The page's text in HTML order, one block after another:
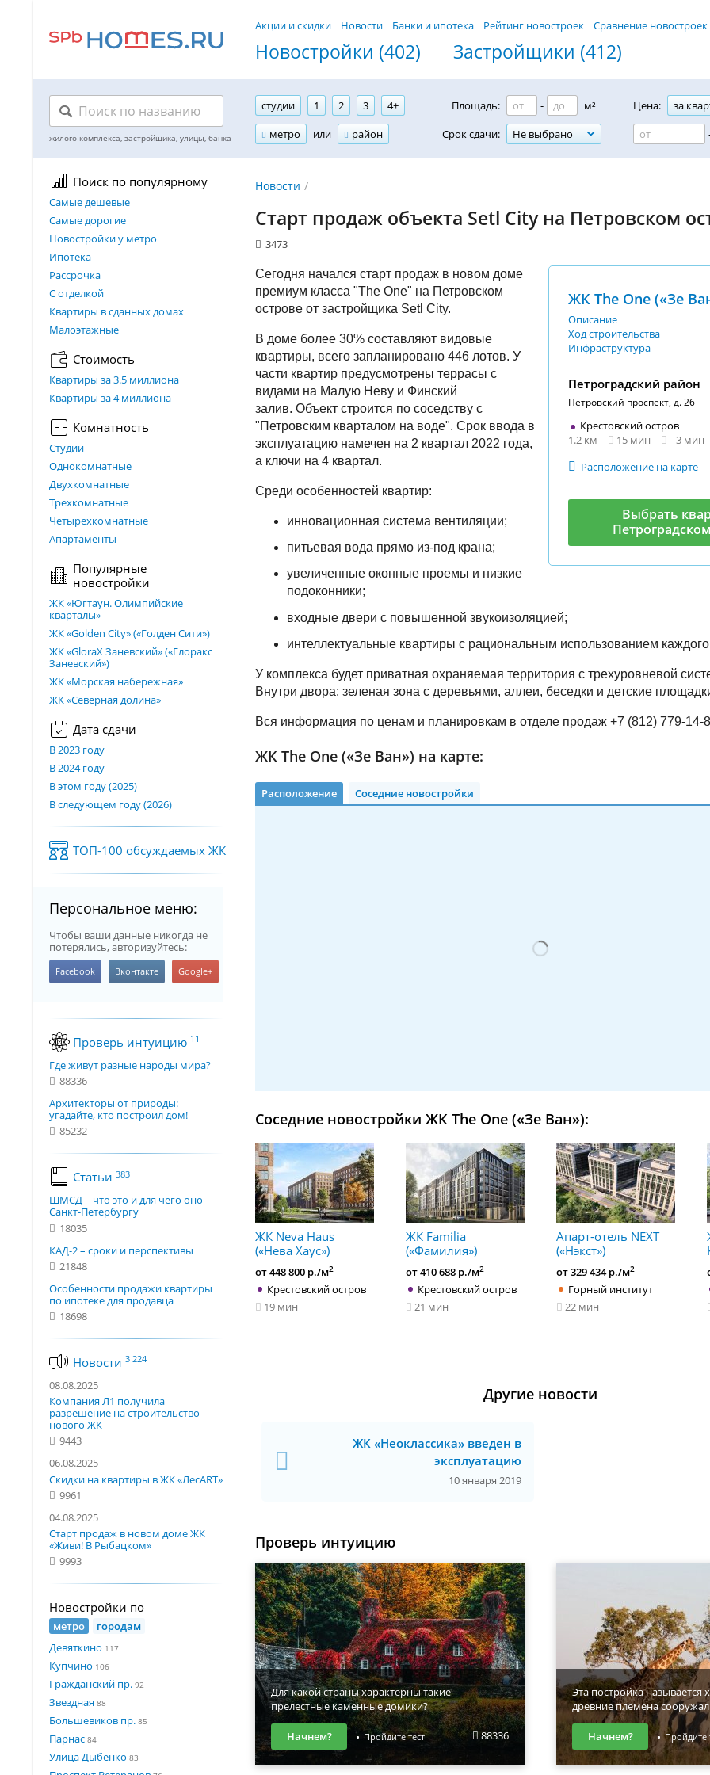
Акции и скидки Новости Банки и ипотека Рейтинг новостроек Сравнение новостроек
Новостройки (402) Застройщики (412)
студии 1 2 3
4+
метро
или район
Площадь: -
м²
Срок сдачи:
Не выбрано
Цена:
за
Поиск по популярному
Самые дешевые
Самые дорогие
Новостройки у метро
Ипотека
Рассрочка
С отделкой
Квартиры в сданных домах
Малоэтажные
Стоимость
Квартиры за 3.5 миллиона
Квартиры за 4 миллиона
Комнатность
Студии
Однокомнатные
Двухкомнатные
Трехкомнатные
Четырехкомнатные
Апартаменты
Популярные
новостройки
ЖК «Югтаун. Олимпийские
кварталы»
ЖК «Golden City» («Голден Сити»)
ЖК «GloraX Заневский»​ («Глоракс
Заневский»)
ЖК «Морская набережная»
ЖК «Северная долина»
Дата сдачи
В 2023 году
В 2024 году
В этом году (2025)
В следующем году (2026)
ТОП-100 обсуждаемых ЖК
Персональное меню:
Чтобы ваши данные никогда не
потерялись, авторизуйтесь:
Проверь интуицию 11
Где живут разные народы мира?
88336
Архитекторы от природы:
угадайте, кто построил дом!
85232
Статьи 383
ШМСД – что это и для чего оно
Санкт-Петербургу
18035
КАД-2 – сроки и перспективы
21848
Особенности продажи квартиры
по ипотеке для продавца
18698
Новости 3 224
08.08.2025
Компания Л1 получила
разрешение на строительство
нового ЖК
9443
06.08.2025
Скидки на квартиры в ЖК «ЛесART»
9961
04.08.2025
Старт продаж в новом доме ЖК
«Живи! В Рыбацком»
9993
Новостройки по
метро
городам
Девяткино 117
Купчино 106
Гражданский пр. 92
Звездная 88
Большевиков пр. 85
Парнас 84
Улица Дыбенко 83
Новости
Старт продаж объекта Setl City на Петровском
3473
ЖК The One («Зе
Описание
Ход строительства
Инфраструктура
Петроградский район
Петровский проспект, д. 26
Крестовский остров
1.2 км
15 мин
3 мин
Расположение на карте
Выбрать
Сегодня начался старт продаж в новом доме
премиум класса "The One" на Петровском
острове от застройщика Setl City.
В доме более 30% составляют видовые
квартиры, всего запланировано 446 лотов. У
части квартир предусмотрены террасы с
видами на Малую Неву и Финский
залив. Объект строится по соседству с
"Петровским кварталом на воде". Срок ввода в
эксплуатацию намечен на 2 квартал 2022 года,
а ключи на 4 квартал.
Среди особенностей квартир:
инновационная система вентиляции;
питьевая вода прямо из-под крана;
увеличенные оконные проемы и низкие
подоконники;
входные двери с повышенной звукоизоляцией;
интеллектуальные квартиры с рациональным использованием
У комплекса будет приватная охраняемая территория с трехуровневой
Внутри двора: зеленая зона с деревьями, аллеи, беседки и детские
Вся информация по ценам и планировкам в отделе продаж +7 (812) 779-14-
ЖК The One («Зе Ван») на карте:
Расположение Соседние новостройки
Соседние новостройки ЖК The One («Зе Ван»):
ЖК Neva Haus
(«Нева Хаус»)
от 448 800 р./м2
Крестовский остров
19 мин
ЖК Familia
(«Фамилия»)
от 410 688 р./м2
Крестовский остров
21 мин
Апарт-отель NEXT
(«Нэкст»)
от 329 434 р./м2
Горный институт
22 мин
Другие новости
ЖК «Неоклассика» введен в
эксплуатацию
10 января 2019
Проверь интуицию
Для какой страны характерны такие
прелестные каменные домики?
88336
Начнем? Пройдите тест
Эта постройка называется
древние племена
Начнем? Пройдите